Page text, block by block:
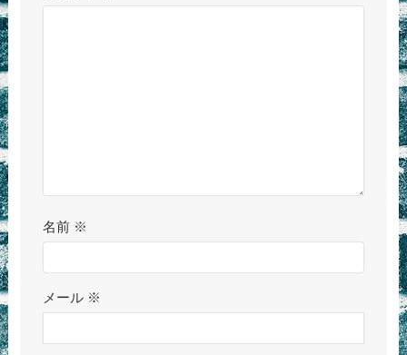
名前 ※
メール ※